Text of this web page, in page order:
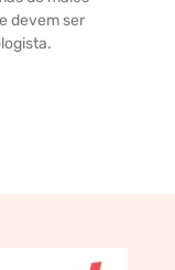
devem ser